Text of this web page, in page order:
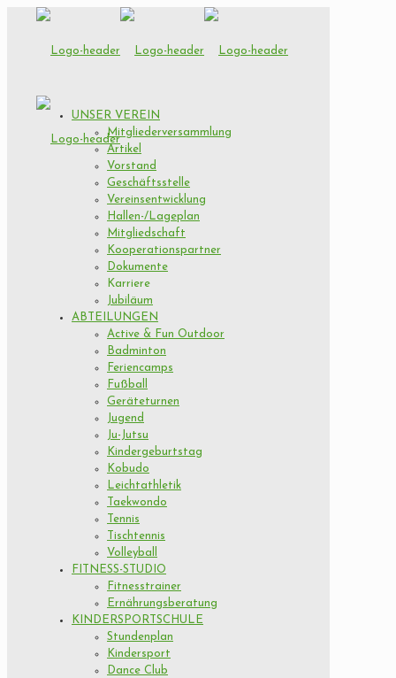
UNSER VEREIN
Mitgliederversammlung
Artikel
Vorstand
Geschäftsstelle
Vereinsentwicklung
Hallen-/Lageplan
Mitgliedschaft
Kooperationspartner
Dokumente
Karriere
Jubiläum
ABTEILUNGEN
Active & Fun Outdoor
Badminton
Feriencamps
Fußball
Geräteturnen
Jugend
Ju-Jutsu
Kindergeburtstag
Kobudo
Leichtathletik
Taekwondo
Tennis
Tischtennis
Volleyball
FITNESS-STUDIO
Fitnesstrainer
Ernährungsberatung
KINDERSPORTSCHULE
Stundenplan
Kindersport
Dance Club